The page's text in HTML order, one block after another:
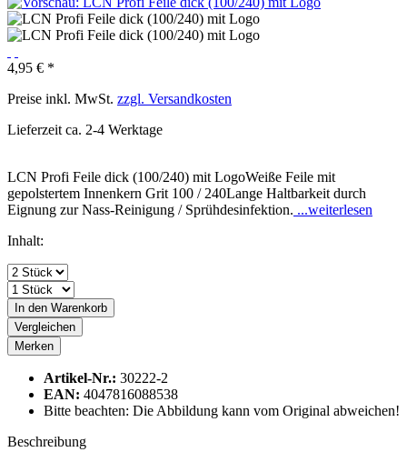
4,95 € *
Preise inkl. MwSt. zzgl. Versandkosten
Lieferzeit ca. 2-4 Werktage
LCN Profi Feile dick (100/240) mit LogoWeiße Feile mit
gepolstertem Innenkern Grit 100 / 240Lange Haltbarkeit durch
Eignung zur Nass-Reinigung / Sprühdesinfektion. ...weiterlesen
Inhalt:
In den Warenkorb
Vergleichen
Merken
Artikel-Nr.: 30222-2
EAN: 4047816088538
Bitte beachten: Die Abbildung kann vom Original abweichen!
Beschreibung